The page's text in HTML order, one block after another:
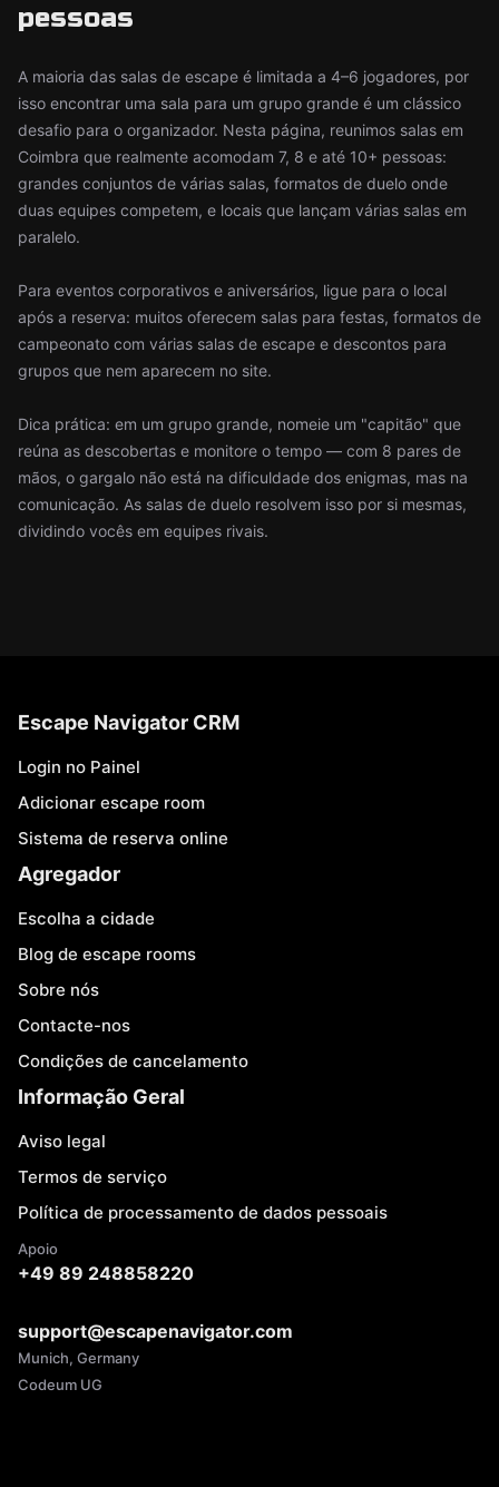
pessoas
A maioria das salas de escape é limitada a 4–6 jogadores, por
isso encontrar uma sala para um grupo grande é um clássico
desafio para o organizador. Nesta página, reunimos salas em
Coimbra que realmente acomodam 7, 8 e até 10+ pessoas:
grandes conjuntos de várias salas, formatos de duelo onde
duas equipes competem, e locais que lançam várias salas em
paralelo.
Para eventos corporativos e aniversários, ligue para o local
após a reserva: muitos oferecem salas para festas, formatos de
campeonato com várias salas de escape e descontos para
grupos que nem aparecem no site.
Dica prática: em um grupo grande, nomeie um "capitão" que
reúna as descobertas e monitore o tempo — com 8 pares de
mãos, o gargalo não está na dificuldade dos enigmas, mas na
comunicação. As salas de duelo resolvem isso por si mesmas,
dividindo vocês em equipes rivais.
Escape Navigator CRM
Login no Painel
Adicionar escape room
Sistema de reserva online
Agregador
Escolha a cidade
Blog de escape rooms
Sobre nós
Contacte-nos
Condições de cancelamento
Informação Geral
Aviso legal
Termos de serviço
Política de processamento de dados pessoais
Apoio
+49 89 248858220
support@escapenavigator.com
Munich, Germany
Codeum UG